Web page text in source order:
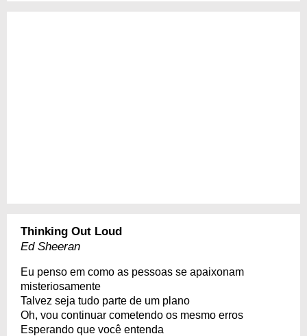
Thinking Out Loud
Ed Sheeran
Eu penso em como as pessoas se apaixonam
misteriosamente
Talvez seja tudo parte de um plano
Oh, vou continuar cometendo os mesmo erros
Esperando que você entenda